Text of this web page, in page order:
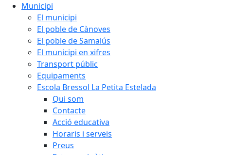
Municipi
El municipi
El poble de Cànoves
El poble de Samalús
El municipi en xifres
Transport públic
Equipaments
Escola Bressol La Petita Estelada
Qui som
Contacte
Acció educativa
Horaris i serveis
Preus